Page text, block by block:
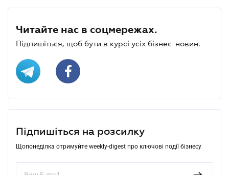
Читайте нас в соцмережах.
Підпишіться, щоб бути в курсі усіх бізнес-новин.
Підпишіться на розсилку
Щопонеділка отримуйте weekly-digest про ключові події бізнесу